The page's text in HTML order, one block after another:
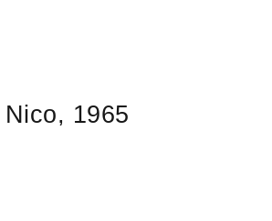
Nico, 1965